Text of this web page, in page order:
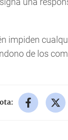
impiden
de los